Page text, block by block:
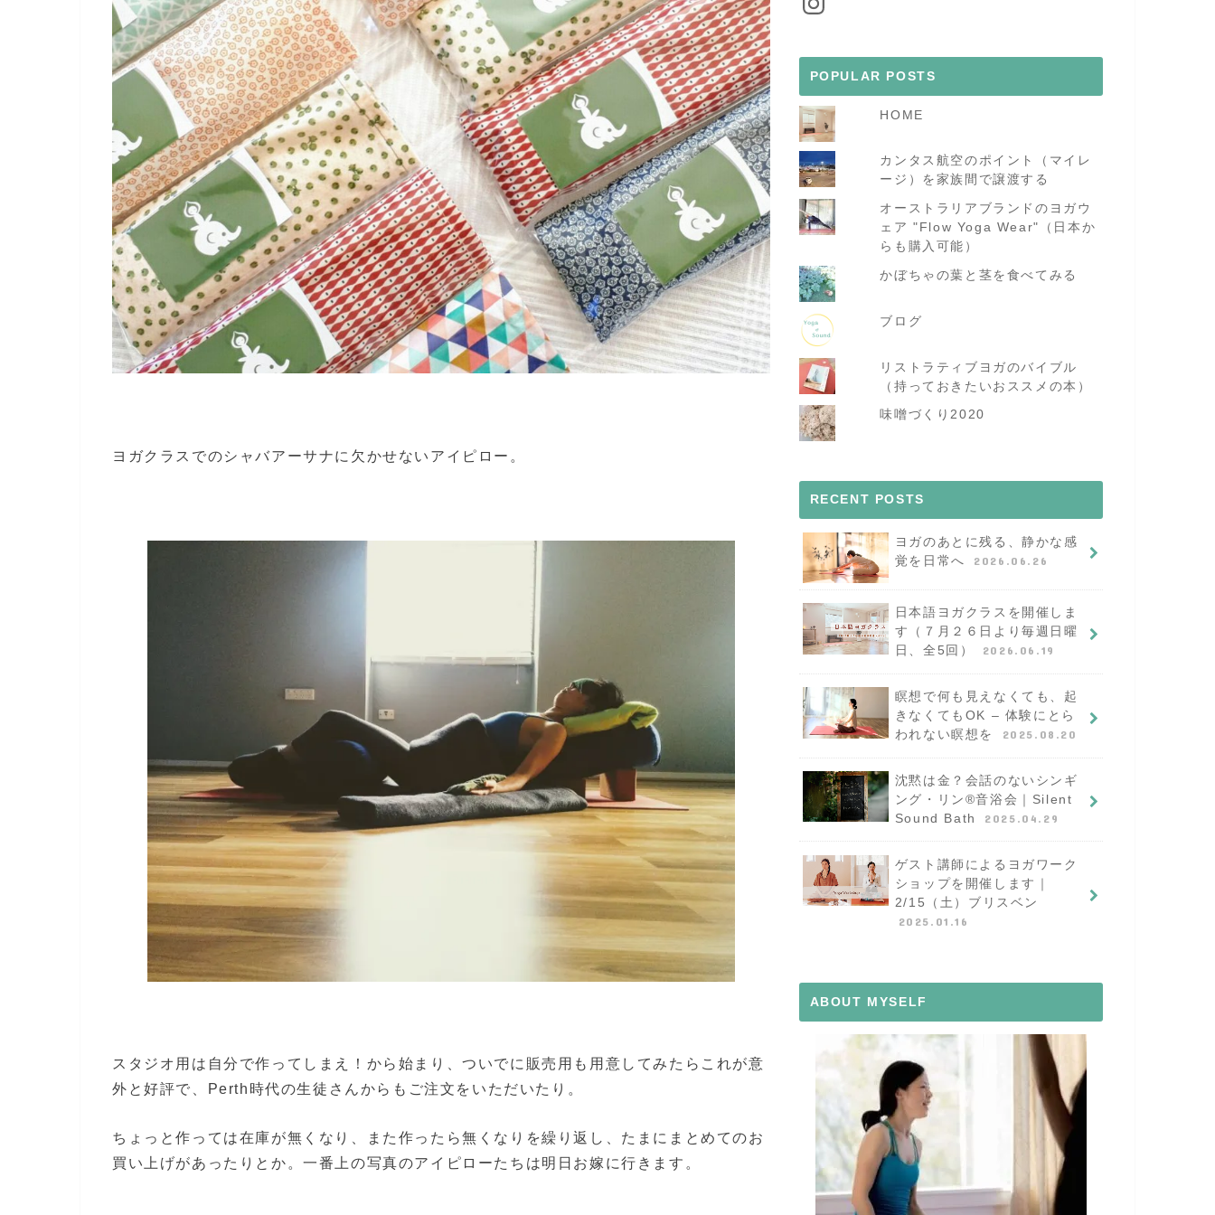
ヨガクラスでのシャバアーサナに欠かせないアイピロー。
スタジオ用は自分で作ってしまえ！から始まり、ついでに販売用も用意してみたらこれが意
外と好評で、Perth時代の生徒さんからもご注文をいただいたり。
ちょっと作っては在庫が無くなり、また作ったら無くなりを繰り返し、たまにまとめてのお
買い上げがあったりとか。一番上の写真のアイピローたちは明日お嫁に行きます。
POPULAR POSTS
HOME
カンタス航空のポイント（マイレ
ージ）を家族間で譲渡する
オーストラリアブランドのヨガウ
ェア "Flow Yoga Wear"（日本か
らも購入可能）
かぼちゃの葉と茎を食べてみる
ブログ
リストラティブヨガのバイブル
（持っておきたいおススメの本）
味噌づくり2020
RECENT POSTS
ヨガのあとに残る、静かな感
覚を日常へ
2026.06.26
日本語ヨガクラスを開催しま
す（７月２６日より毎週日曜
日、全5回）
2026.06.19
瞑想で何も見えなくても、起
きなくてもOK – 体験にとら
われない瞑想を
2025.08.20
沈黙は金？会話のないシンギ
ング・リン®︎音浴会｜Silent
Sound Bath
2025.04.29
ゲスト講師によるヨガワーク
ショップを開催します｜
2/15（土）ブリスベン
2025.01.16
ABOUT MYSELF